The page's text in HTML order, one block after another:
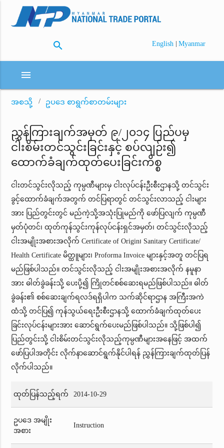
search English | Myanmar
menu
အစသို့ ဥပဒေ စာရွက်စာတမ်းများ
ညွှန်ကြားချက်အမှတ် ၉/၂၀၁၄ ပြည်ပမှ
ငါးစိမ်းတင်သွင်းခြင်းနှင့် စပ်လျဉ်း၍
ထောက်ခံချက်ထုတ်ပေးခြင်းကိစ္စ
ငါးတင်သွင်းလိုသည့် ကုမ္ပဏီများမှ ငါးလုပ်ငန်းဦးစီးဌာနသို့ တင်သွင်း
ခွင့်ထောက်ခံချက်အတွက် တင်ပြရာတွင် တင်သွင်းလာသည့် ငါးများ
အား ပြည်တွင်းတွင် မည်ကဲ့သို့အသုံးပြုမည်ကို ဖော်ပြလျက် ကုမ္ပဏီ
မှတ်ပုံတင်၊ ထုတ်ကုန်သွင်းကုန်လုပ်ငန်းရှင်အမှတ်၊ တင်သွင်းလိုသည့်
ငါးအမျိုးအစားအလိုက် Certificate of Origin၊ Sanitary Certificate/
Health Certificate မိတ္ထူများ၊ Proforma Invoice များနှင့်အတူ တင်ပြရ
မည်ဖြစ်ပါသည်။ တင်သွင်းလိုသည့် ငါးအမျိုးအစားအလိုက် နမူနာ
အား ဓါတ်ခွဲခန်းသို့ ပေးပို့၍ ကြိုတင်စစ်ဆေးရမည်ဖြစ်ပါသည်။ ဓါတ်
ခွဲခန်း၏ စစ်ဆေးချက်ရလဒ်ရရှိပါက သက်ဆိုင်ရာဌာန အကြီးအကဲ
ထံသို့ တင်ပြ၍ ကုန်သွယ်ရေးဦးစီးဌာနသို့ ထောက်ခံချက်ထုတ်ပေး
ခြင်းလုပ်ငန်းများအား ဆောင်ရွက်ပေးမည်ဖြစ်ပါသည်။ သို့ဖြစ်ပါ၍
ပြည်တွင်းသို့ ငါးစိမ်းတင်သွင်းလိုသည့်ကုမ္ပဏီများအနေဖြင့် အထက်
ဖော်ပြပါအတိုင်း လိုက်နာဆောင်ရွက်နိုင်ပါရန် ညွှန်ကြားချက်ထုတ်ပြန်
လိုက်ပါသည်။
ထုတ်ပြန်သည့်ရက် 2014-10-29
ဥပဒေ အမျိုး
အစား
Instruction